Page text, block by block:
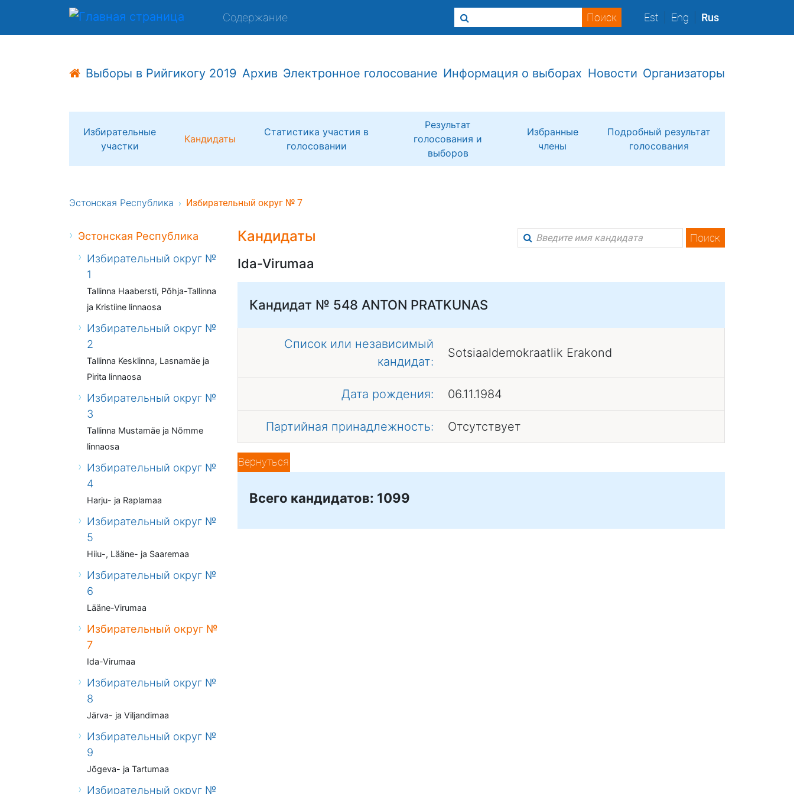
Содержание Est Eng Rus
Выборы в Рийгикогу 2019 Архив Электронное голосование Информация о выборах Новости Организаторы
Избирательные
участки
Кандидаты
Статистика участия в
голосовании
Результат
голосования и
выборов
Избранные
члены
Подробный результат
голосования
Эстонская Республика Избирательный округ № 7
Эстонская Республика
Избирательный округ №
1
Tallinna Haabersti, Põhja-Tallinna
ja Kristiine linnaosa
Избирательный округ №
2
Tallinna Kesklinna, Lasnamäe ja
Pirita linnaosa
Избирательный округ №
3
Tallinna Mustamäe ja Nõmme
linnaosa
Избирательный округ №
4
Harju- ja Raplamaa
Избирательный округ №
5
Hiiu-, Lääne- ja Saaremaa
Избирательный округ №
6
Lääne-Virumaa
Избирательный округ №
7
Ida-Virumaa
Избирательный округ №
8
Järva- ja Viljandimaa
Избирательный округ №
9
Jõgeva- ja Tartumaa
Избирательный округ №
Кандидаты Поиск
Ida-Virumaa
Кандидат № 548 ANTON PRATKUNAS
Список или независимый
кандидат:
Sotsiaaldemokraatlik Erakond
Дата рождения: 06.11.1984
Партийная принадлежность: Отсутствует
Вернуться
Всего кандидатов: 1099